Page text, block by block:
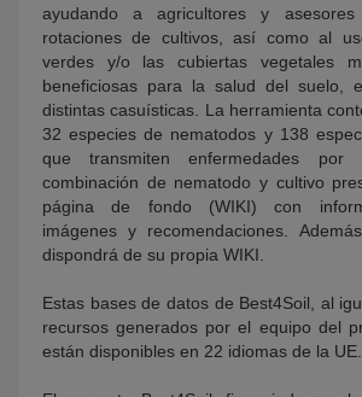
ayudando a agricultores y
rotaciones de cultivos, así como al
verdes y/o las cubiertas vegetales
beneficiosas para la salud del suelo,
distintas casuísticas. La herramienta
32 especies de nematodos y 138
que transmiten enfermedades
combinación de nematodo y cultivo
página de fondo (WIKI) con
imágenes y recomendaciones.
dispondrá de su propia WIKI.
Estas bases de datos de Best4Soil, al
recursos generados por el equipo del
están disponibles en 22 idiomas de la UE.